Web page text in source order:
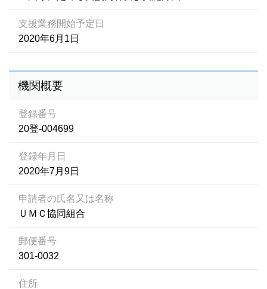
支援業務開始予定日
2020年6月1日
機関概要
登録番号
20登-004699
登録年月日
2020年7月9日
申請者の氏名又は名称
ＵＭＣ協同組合
郵便番号
301-0032
住所